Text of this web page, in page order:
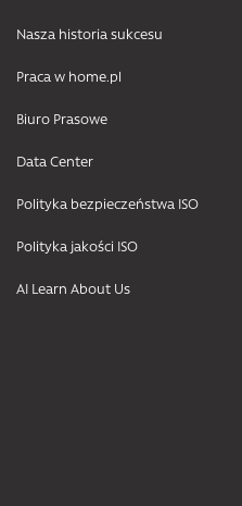
Nasza historia sukcesu
Praca w home.pl
Biuro Prasowe
Data Center
Polityka bezpieczeństwa ISO
Polityka jakości ISO
AI Learn About Us